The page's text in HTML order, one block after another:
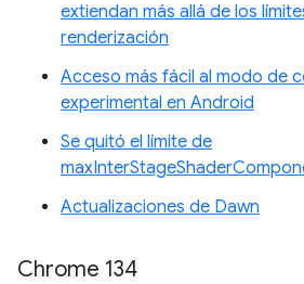
extiendan más allá de los
renderización
Acceso más fácil al modo de
experimental en Android
Se quitó el límite de
Actualizaciones de Dawn
Chrome 134